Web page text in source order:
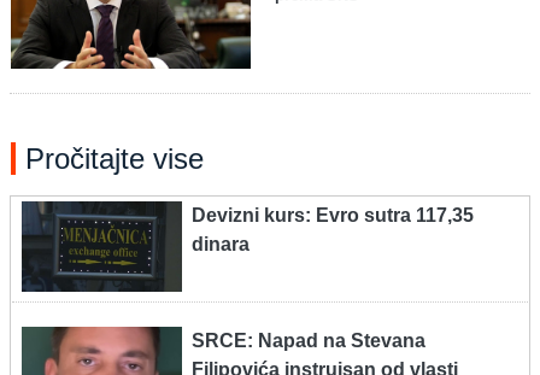
Pročitajte vise
Devizni kurs: Evro sutra 117,35
dinara
SRCE: Napad na Stevana
Filipovića instruisan od vlasti